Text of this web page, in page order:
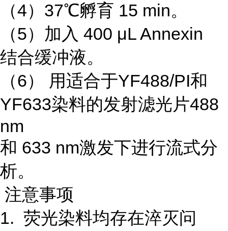
（4）37℃孵育 15 min。
（5）加入 400 μL Annexin
结合缓冲液。
（6） 用适合于YF488/PI和
YF633染料的发射滤光片488
nm
和 633 nm激发下进行流式分
析。
注意事项
1. 荧光染料均存在淬灭问